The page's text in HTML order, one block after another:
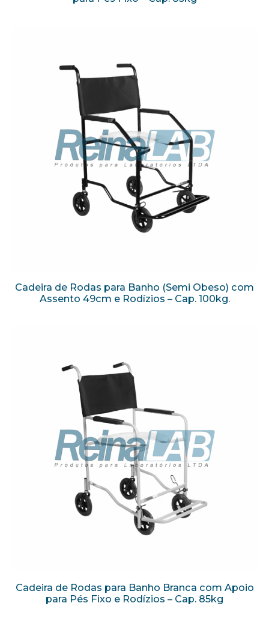
Cadeira de Rodas para Banho (Semi Obeso) com
Assento 49cm e Rodízios – Cap. 100kg.
Cadeira de Rodas para Banho Branca com Apoio
para Pés Fixo e Rodízios – Cap. 85kg